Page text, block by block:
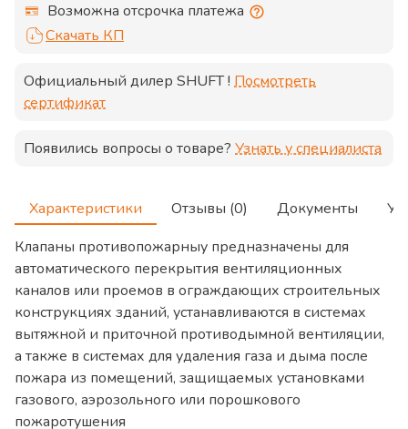
Возможна отсрочка платежа
Скачать КП
Официальный дилер SHUFT! Посмотреть
сертификат
Появились вопросы о товаре? Узнать у специалиста
Характеристики Отзывы (0) Документы
Клапаны противопожарныу предназначены для
автоматического перекрытия вентиляционных
каналов или проемов в ограждающих строительных
конструкциях зданий, устанавливаются в системах
вытяжной и приточной противодымной вентиляции,
а также в системах для удаления газа и дыма после
пожара из помещений, защищаемых установками
газового, аэрозольного или порошкового
пожаротушения